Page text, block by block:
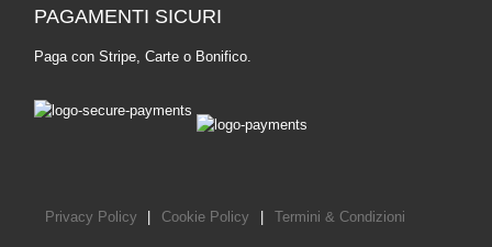
PAGAMENTI SICURI
Paga con Stripe, Carte o Bonifico.
Privacy Policy Cookie Policy Termini & Condizioni